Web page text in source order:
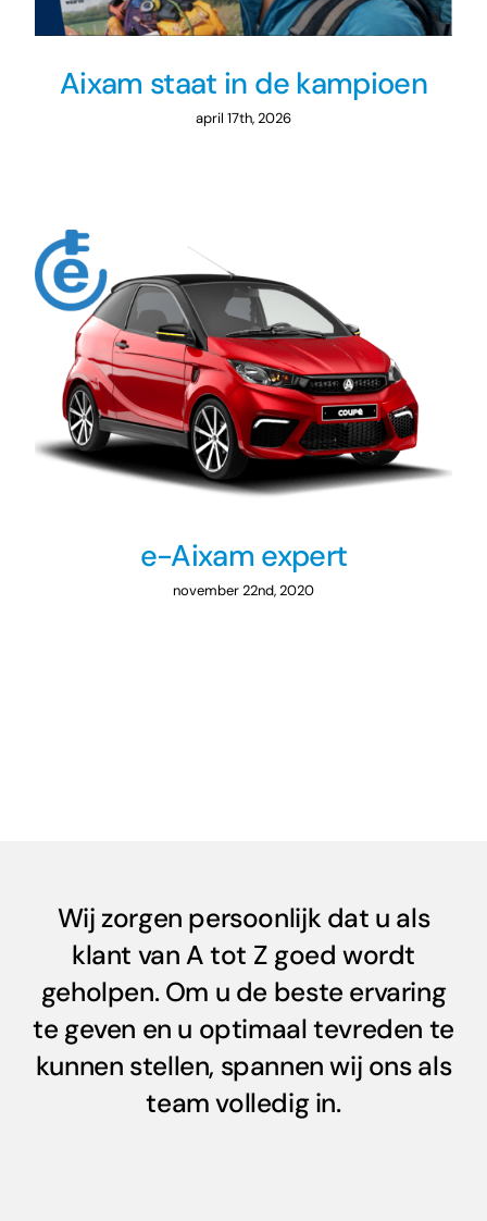
Aixam staat in de kampioen
april 17th, 2026
e-Aixam expert
november 22nd, 2020
Wij zorgen persoonlijk dat u als
klant van A tot Z goed wordt
geholpen. Om u de beste ervaring
te geven en u optimaal tevreden te
kunnen stellen, spannen wij ons als
team volledig in.